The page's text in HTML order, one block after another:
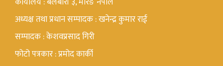
अध्यक्ष तथा प्रधान सम्पादक : खनेन्द्र कुमार राई
सम्पादक : केशवप्रसाद गिरी
फोटो पत्रकार : प्रमोद कार्की